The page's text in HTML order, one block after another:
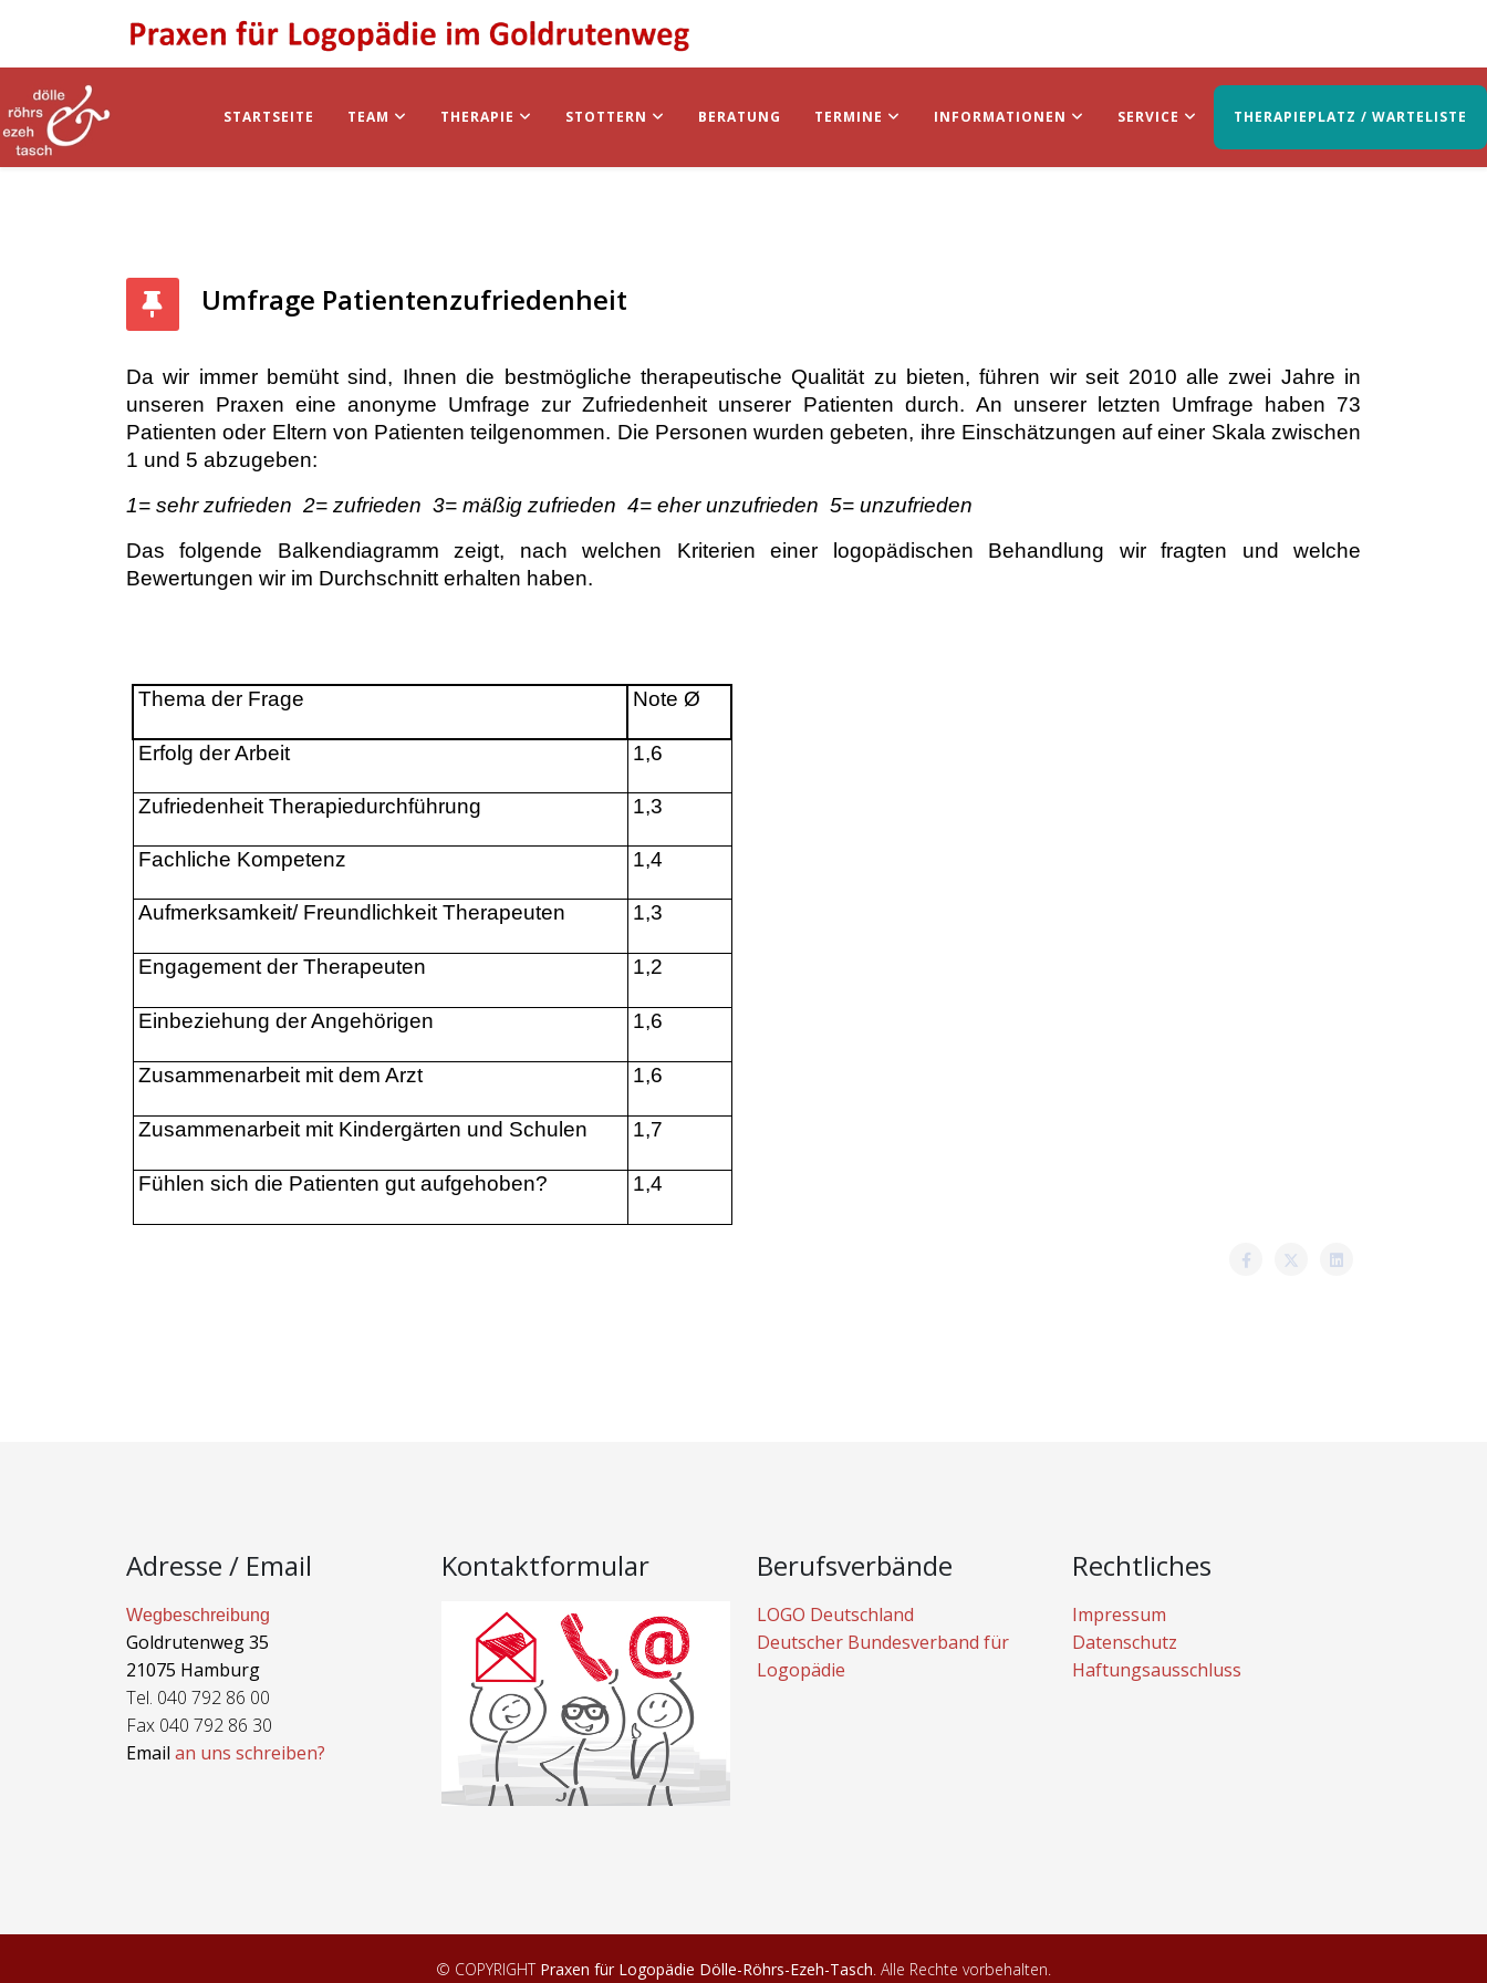
STARTSEITE TEAM THERAPIE STOTTERN BERATUNG TERMINE INFORMATIONEN SERVICE THERAPIEPLATZ / WARTELISTE
Umfrage Patientenzufriedenheit
Da wir immer bemüht sind, Ihnen die bestmögliche therapeutische Qualität zu bieten, führen wir seit 2010 alle zwei Jahre in
unseren Praxen eine anonyme Umfrage zur Zufriedenheit unserer Patienten durch. An unserer letzten Umfrage haben 73
Patienten oder Eltern von Patienten teilgenommen. Die Personen wurden gebeten, ihre Einschätzungen auf einer Skala zwischen
1 und 5 abzugeben:
1= sehr zufrieden 2= zufrieden 3= mäßig zufrieden 4= eher unzufrieden 5= unzufrieden
Das folgende Balkendiagramm zeigt, nach welchen Kriterien einer logopädischen Behandlung wir fragten und welche
Bewertungen wir im Durchschnitt erhalten haben.
Thema der Frage Note Ø
Erfolg der Arbeit 1,6
Zufriedenheit Therapiedurchführung 1,3
Fachliche Kompetenz 1,4
Aufmerksamkeit/ Freundlichkeit Therapeuten 1,3
Engagement der Therapeuten 1,2
Einbeziehung der Angehörigen 1,6
Zusammenarbeit mit dem Arzt 1,6
Zusammenarbeit mit Kindergärten und Schulen 1,7
Fühlen sich die Patienten gut aufgehoben? 1,4
Adresse / Email
Wegbeschreibung
Goldrutenweg 35
21075 Hamburg
Tel. 040 792 86 00
Fax 040 792 86 30
Email an uns schreiben?
Kontaktformular Berufsverbände
LOGO Deutschland
Deutscher Bundesverband für
Logopädie
Rechtliches
Impressum
Datenschutz
Haftungsausschluss
© COPYRIGHT Praxen für Logopädie Dölle-Röhrs-Ezeh-Tasch . Alle Rechte vorbehalten.